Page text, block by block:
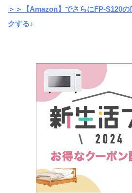
＞＞【Amazon】でさらにFP-S120
クする♪